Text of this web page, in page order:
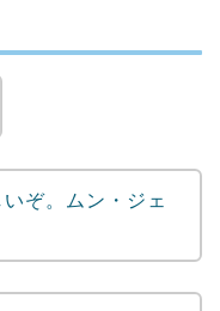
ぞ。ムン・ジェ